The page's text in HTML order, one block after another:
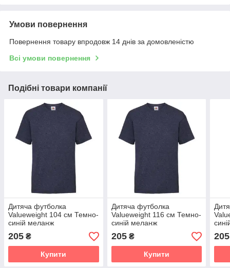
Умови повернення
Повернення товару впродовж 14 днів за домовленістю
Всі умови повернення
Подібні товари компанії
Дитяча футболка
Valueweight 104 см Темно-
синій меланж
205 ₴
Купити
Дитяча футболка
Valueweight 116 см Темно-
синій меланж
205₴
Купити
205